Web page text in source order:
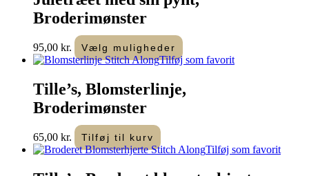
Broderimønster
95,00 kr. Vælg muligheder
Tilføj som favorit
Tille’s, Blomsterlinje,
Broderimønster
65,00 kr. Tilføj til kurv
Tilføj som favorit